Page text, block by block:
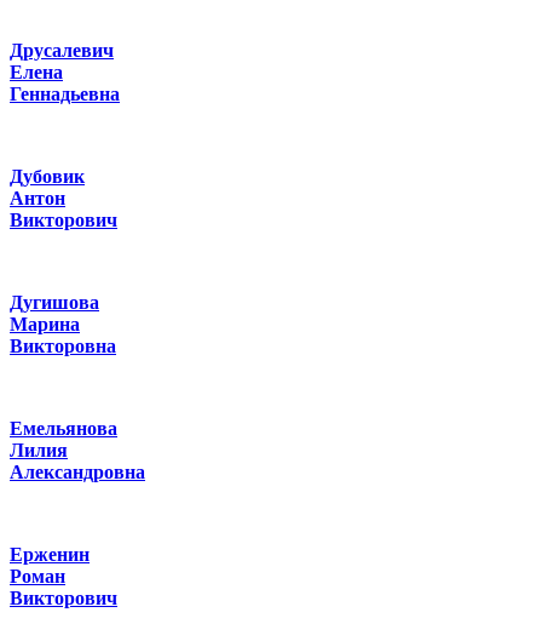
Друсалевич
Елена
Геннадьевна
Дубовик
Антон
Викторович
Дугишова
Марина
Викторовна
Емельянова
Лилия
Александровна
Ерженин
Роман
Викторович